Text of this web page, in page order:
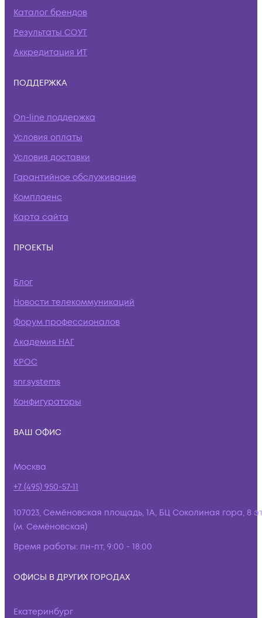
Каталог брендов
Результаты СОУТ
Аккредитация ИТ
ПОДДЕРЖКА
On-line поддержка
Условия оплаты
Условия доставки
Гарантийное обслуживание
Комплаенс
Карта сайта
ПРОЕКТЫ
Блог
Новости телекоммуникаций
Форум профессионалов
Академия НАГ
КРОС
snr.systems
Конфигураторы
ВАШ ОФИС
Москва
+7 (495) 950-57-11
107023, Семёновская площадь, 1А, БЦ Соколиная гора, 8
(м. Семёновская)
Время работы: пн-пт, 9:00 - 18:00
ОФИСЫ В ДРУГИХ ГОРОДАХ
Екатеринбург